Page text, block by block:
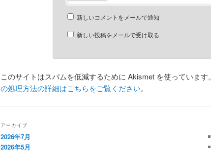
新しいコメントをメールで通知
新しい投稿をメールで受け取る
このサイトはスパムを低減するために Akismet を使っています。
の処理方法の詳細はこちらをご覧ください。
アーカイブ
2026年7月
2026年5月